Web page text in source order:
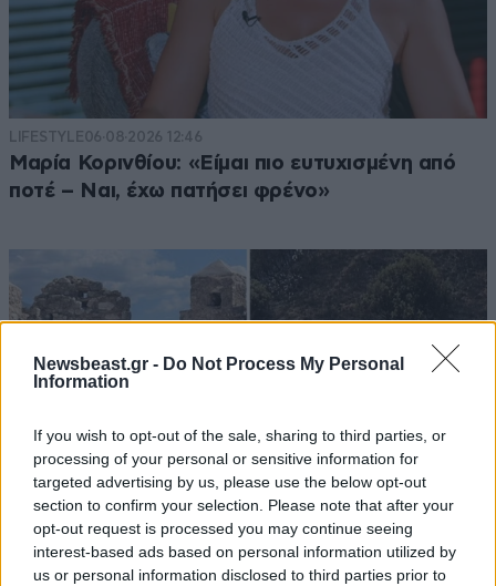
Newsbeast.gr - Do Not Process My Personal
Information
If you wish to opt-out of the sale, sharing to third parties, or
processing of your personal or sensitive information for
targeted advertising by us, please use the below opt-out
section to confirm your selection. Please note that after your
opt-out request is processed you may continue seeing
interest-based ads based on personal information utilized by
us or personal information disclosed to third parties prior to
LIFESTYLE06·08·2026 12:46
Μαρία Κορινθίου: «Είμαι πιο ευτυχισμένη από
ποτέ – Ναι, έχω πατήσει φρένο»
ΕΛΛΑΔΑ 05·08·2026 21:24